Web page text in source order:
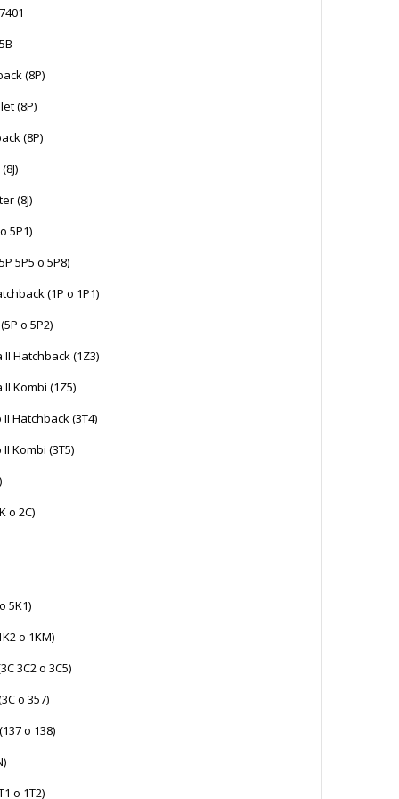
(8P)
(8P)
(8P)
(8J)
5P1)
5P5 o 5P8)
(1P o 1P1)
o 5P2)
II Hatchback (1Z3)
II Kombi (1Z5)
Hatchback (3T4)
Kombi (3T5)
o 2C)
5K1)
o 1KM)
3C2 o 3C5)
o 357)
o 138)
o 1T2)